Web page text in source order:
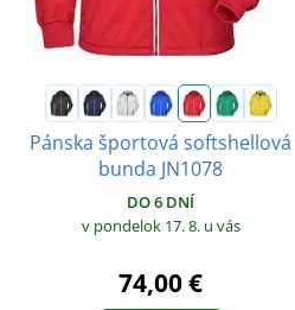
Pánska športová softshellová
bunda JN1078
DO 6 DNÍ
v pondelok 17. 8. u vás
74,00 €